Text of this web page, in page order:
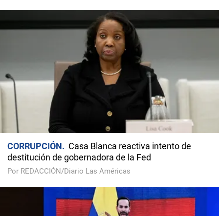
CORRUPCIÓN
Casa Blanca reactiva intento de
destitución de gobernadora de la Fed
Por REDACCIÓN/Diario Las Américas